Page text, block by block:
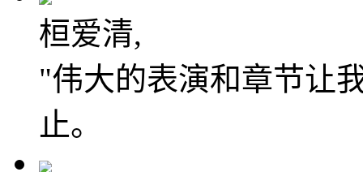
桓爱清,
"伟大的表演和章节让
止。